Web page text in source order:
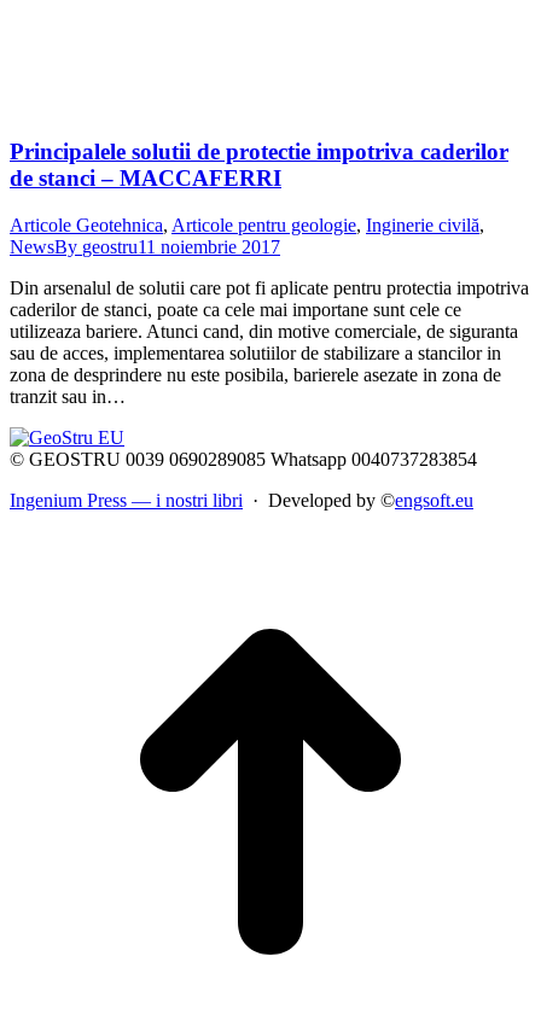
Principalele solutii de protectie impotriva caderilor
de stanci – MACCAFERRI
Articole Geotehnica, Articole pentru geologie, Inginerie civilă,
NewsBy geostru11 noiembrie 2017
Din arsenalul de solutii care pot fi aplicate pentru protectia impotriva
caderilor de stanci, poate ca cele mai importane sunt cele ce
utilizeaza bariere. Atunci cand, din motive comerciale, de siguranta
sau de acces, implementarea solutiilor de stabilizare a stancilor in
zona de desprindere nu este posibila, barierele asezate in zona de
tranzit sau in…
© GEOSTRU 0039 0690289085 Whatsapp 0040737283854
Ingenium Press — i nostri libri · Developed by ©engsoft.eu